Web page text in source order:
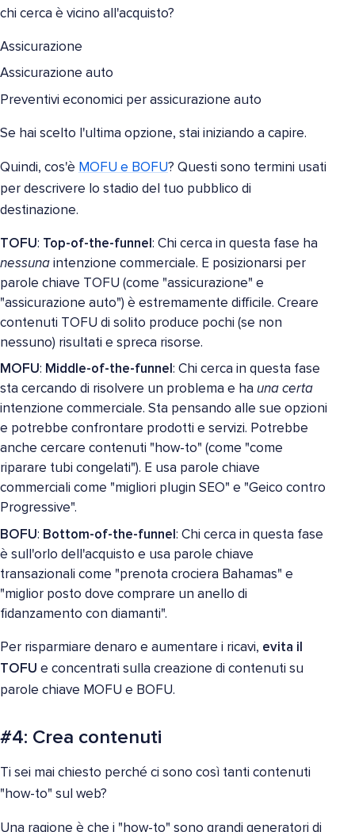
chi cerca è vicino all'acquisto?
Assicurazione
Assicurazione auto
Preventivi economici per assicurazione auto
Se hai scelto l'ultima opzione, stai iniziando a capire.
Quindi, cos'è MOFU e BOFU? Questi sono termini usati
per descrivere lo stadio del tuo pubblico di
destinazione.
TOFU: Top-of-the-funnel : Chi cerca in questa fase ha
nessuna intenzione commerciale. E posizionarsi per
parole chiave TOFU (come "assicurazione" e
"assicurazione auto") è estremamente difficile. Creare
contenuti TOFU di solito produce pochi (se non
nessuno) risultati e spreca risorse.
MOFU: Middle-of-the-funnel : Chi cerca in questa fase
sta cercando di risolvere un problema e ha una certa
intenzione commerciale. Sta pensando alle sue opzioni
e potrebbe confrontare prodotti e servizi. Potrebbe
anche cercare contenuti "how-to" (come "come
riparare tubi congelati"). E usa parole chiave
commerciali come "migliori plugin SEO" e "Geico contro
Progressive".
BOFU: Bottom-of-the-funnel : Chi cerca in questa fase
è sull'orlo dell'acquisto e usa parole chiave
transazionali come "prenota crociera Bahamas" e
"miglior posto dove comprare un anello di
fidanzamento con diamanti".
Per risparmiare denaro e aumentare i ricavi, evita il
TOFU e concentrati sulla creazione di contenuti su
parole chiave MOFU e BOFU.
#4: Crea contenuti
Ti sei mai chiesto perché ci sono così tanti contenuti
"how-to" sul web?
Una ragione è che i "how-to" sono grandi generatori di